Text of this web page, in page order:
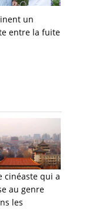
un
entre la fuite
cinéaste qui a
au genre
les